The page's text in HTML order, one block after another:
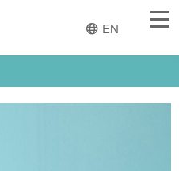
经营业务
EN